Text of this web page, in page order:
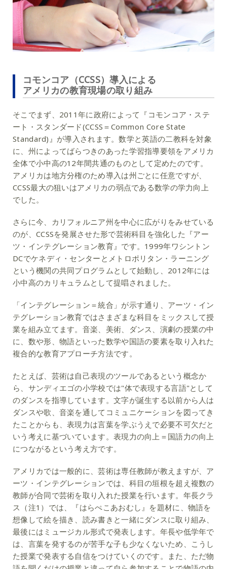
コモンコア（CCSS）導入による
アメリカの教育現場の取り組み
そこでまず、2011年に政府によって『コモンコア・ステ
ート・スタンダード(CCSS＝Common Core State
Standard)』が導入されます。数学と英語の二教科を対象
に、州によってばらつきのあった学習指導要領をアメリカ
全体で小中高の12年間共通のものとして定めたのです。
アメリカは地方分権のため導入は州ごとに任意ですが、
CCSS最大の狙いはアメリカの弱点である数学の学力向上
でした。
さらに今、カリフォルニア州を中心に広がりをみせている
のが、CCSSを発展させた形で芸術科目を強化した『アー
ツ・インテグレーション教育』です。1999年ワシントン
DCでケネディ・センターとメトロポリタン・ラーニング
という機関の共同プログラムとして始動し、2012年には
小中高のカリキュラムとして提唱されました。
「インテグレーション＝統合」が示す通り、アーツ・イン
テグレーション教育ではさまざまな科目をミックスして授
業を組み立てます。音楽、美術、ダンス、演劇の授業の中
に、数や形、物語といった数学や国語の要素を取り入れた
複合的な教育アプローチ方法です。
たとえば、芸術は自己表現のツールであるという概念か
ら、サンディエゴの小学校では"体で表現する言語"として
のダンスを指導しています。文字が誕生する以前から人は
ダンスや歌、音楽を通してコミュニケーションを図ってき
たことからも、表現力は言葉を学ぶうえで必要不可欠だと
いう考えに基づいています。表現力の向上＝国語力の向上
につながるという考え方です。
アメリカでは一般的に、芸術は専任教師が教えますが、ア
ーツ・インテグレーションでは、科目の垣根を超え複数の
教師が合同で芸術を取り入れた授業を行います。年長クラ
ス（注1）では、『はらぺこあおむし』を題材に、物語を
想像して絵を描き、読み書きと一緒にダンスに取り組み、
最後にはミュージカル形式で発表します。年長や低学年で
は、言葉を発するのが苦手な子も少なくないため、こうし
た授業で発表する自信をつけていくのです。また、ただ物